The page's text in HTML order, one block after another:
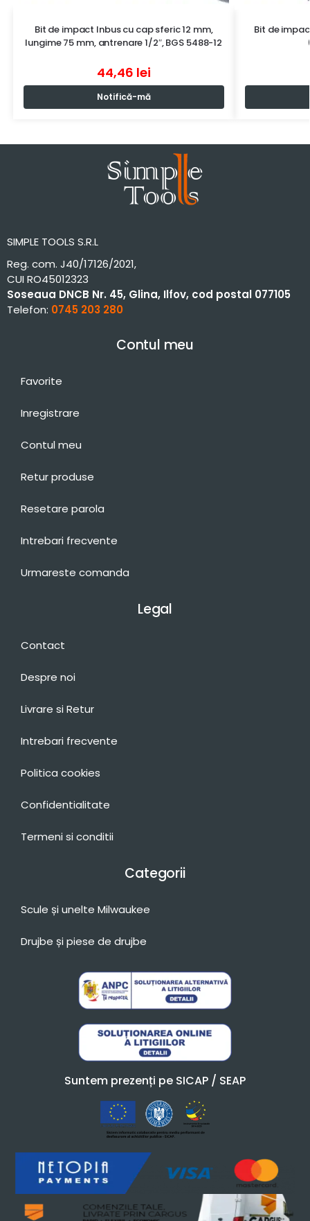
Bit de impact Inbus cu cap sferic 12 mm,
lungime 75 mm, antrenare 1/2″, BGS 5488-12
44,46 lei
Notifică-mă
Bit de
SIMPLE TOOLS S.R.L
Reg. com. J40/17126/2021,
CUI RO45012323
Soseaua DNCB Nr. 45, Glina, Ilfov, cod postal 077105
Telefon: 0745 203 280
Contul meu
Favorite
Inregistrare
Contul meu
Retur produse
Resetare parola
Intrebari frecvente
Urmareste comanda
Legal
Contact
Despre noi
Livrare si Retur
Intrebari frecvente
Politica cookies
Confidentialitate
Termeni si conditii
Categorii
Scule și unelte Milwaukee
Drujbe și piese de drujbe
Suntem prezenți pe SICAP / SEAP